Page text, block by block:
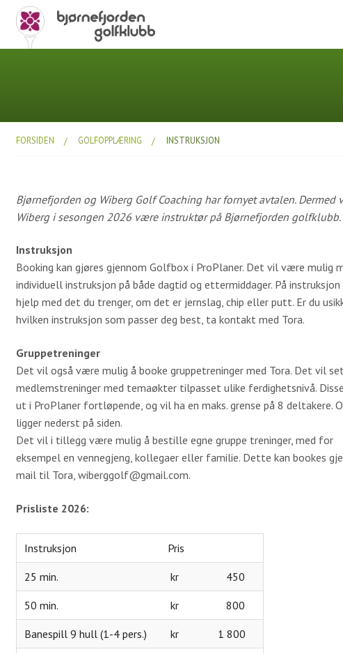
FORSIDEN GOLFOPPLÆRING INSTRUKSJON
Bjørnefjorden og Wiberg Golf Coaching har fornyet avtalen. Dermed
Wiberg i sesongen 2026 være instruktør på Bjørnefjorden golfklubb.
Instruksjon
Booking kan gjøres gjennom Golfbox i ProPlaner. Det vil være mulig
individuell instruksjon på både dagtid og ettermiddager. På
hjelp med det du trenger, om det er jernslag, chip eller putt. Er du
hvilken instruksjon som passer deg best, ta kontakt med Tora.
Gruppetreninger
Det vil også være mulig å booke gruppetreninger med Tora. Det vil
medlemstreninger med temaøkter tilpasset ulike ferdighetsnivå.
ut i ProPlaner fortløpende, og vil ha en maks. grense på 8 deltakere.
ligger nederst på siden.
Det vil i tillegg være mulig å bestille egne gruppe treninger, med for
eksempel en vennegjeng, kollegaer eller familie. Dette kan bookes
mail til Tora, wiberggolf@gmail.com.
Prisliste 2026:
Instruksjon Pris
25 min. kr 450
50 min. kr 800
Banespill 9 hull (1-4 pers.) kr 1 800